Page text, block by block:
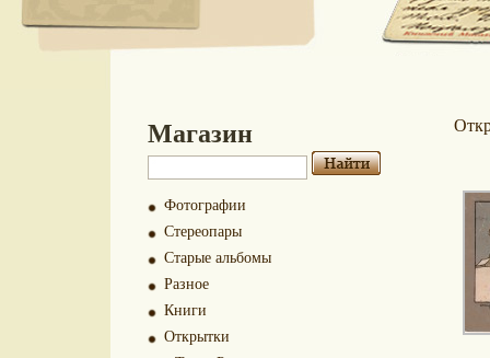
Магазин
Фотографии
Стереопары
Старые альбомы
Разное
Книги
Открытки